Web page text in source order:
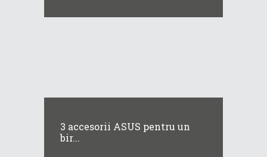
3 accesorii ASUS pentru un
bir...